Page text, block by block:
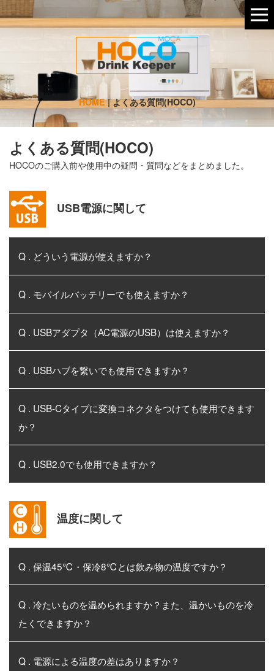
HOME|よくある質問(HOCO)
よくある質問(HOCO)
HOCOのご購入前や使用中の疑問・質問などをまとめました。
USB電源に関して
Q . どういう電源が使えますか？
Q . モバイルバッテリーでも使えますか？
Q . USBアダプタ（AC電源のUSB）は使えますか？
Q . USBハブを繋いでも使用できますか？
Q . USB-Cタイプに変換コネクタをつけても使用できます
か？
Q . USB2.0でも使用できますか？
温度に関して
Q . 保温45℃・保冷8℃とは飲み物の温度ですか？
Q . 冷たいものを温められますか？また、温かいものを冷
たくできますか？
Q . 電源による温度の差はありますか？